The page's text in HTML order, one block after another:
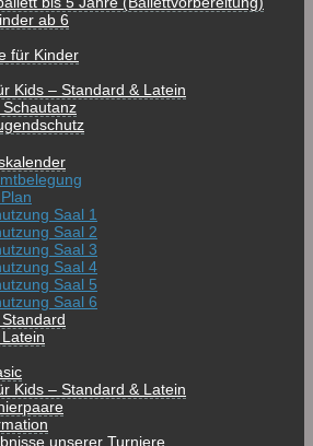
ab 6
für Kinder
Kids – Standard & Latein
Saal 1
Saal 2
Saal 3
Saal 4
Saal 5
Saal 6
Kids – Standard & Latein
unserer Turniere